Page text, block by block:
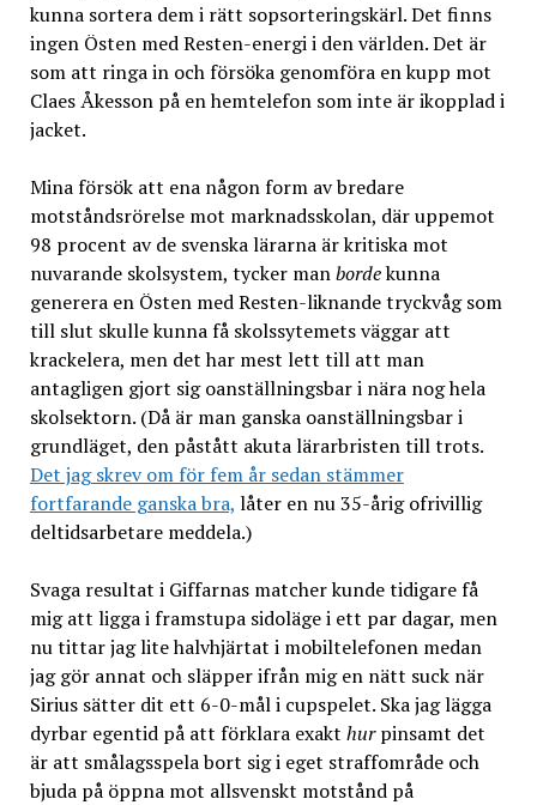
kunna sortera dem i rätt sopsorteringskärl. Det finns
ingen Östen med Resten-energi i den världen. Det är
som att ringa in och försöka genomföra en kupp mot
Claes Åkesson på en hemtelefon som inte är ikopplad i
jacket.
Mina försök att ena någon form av bredare
motståndsrörelse mot marknadsskolan, där uppemot
98 procent av de svenska lärarna är kritiska mot
nuvarande skolsystem, tycker manbordekunna
generera en Östen med Resten-liknande tryckvåg som
till slut skulle kunna få skolssytemets väggar att
krackelera, men det har mest lett till att man
antagligen gjort sig oanställningsbar i nära nog hela
skolsektorn. (Då är man ganska oanställningsbar i
grundläget, den påstått akuta lärarbristen till trots.
Det jag skrev om för fem år sedan stämmer
fortfarande ganska bra, låter en nu 35-årig ofrivillig
deltidsarbetare meddela.)
Svaga resultat i Giffarnas matcher kunde tidigare få
mig att ligga i framstupa sidoläge i ett par dagar, men
nu tittar jag lite halvhjärtat i mobiltelefonen medan
jag gör annat och släpper ifrån mig en nätt suck när
Sirius sätter dit ett 6-0-mål i cupspelet. Ska jag lägga
dyrbar egentid på att förklara exakt hurpinsamt det
är att smålagsspela bort sig i eget straffområde och
bjuda på öppna mot allsvenskt motstånd på